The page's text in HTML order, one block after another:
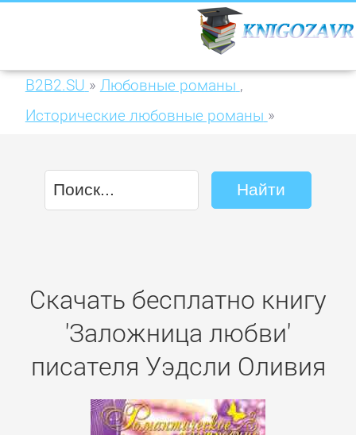
B2B2.SU » Любовные романы ,
Исторические любовные романы »
Скачать бесплатно книгу
'Заложница любви'
писателя Уэдсли Оливия